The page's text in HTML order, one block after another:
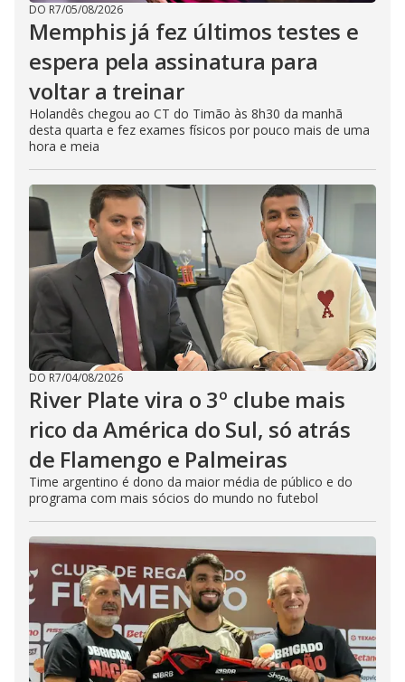
DO R7/05/08/2026
Memphis já fez últimos testes e
espera pela assinatura para
voltar a treinar
Holandês chegou ao CT do Timão às 8h30 da manhã
desta quarta e fez exames físicos por pouco mais de uma
hora e meia
DO R7/04/08/2026
River Plate vira o 3º clube mais
rico da América do Sul, só atrás
de Flamengo e Palmeiras
Time argentino é dono da maior média de público e do
programa com mais sócios do mundo no futebol